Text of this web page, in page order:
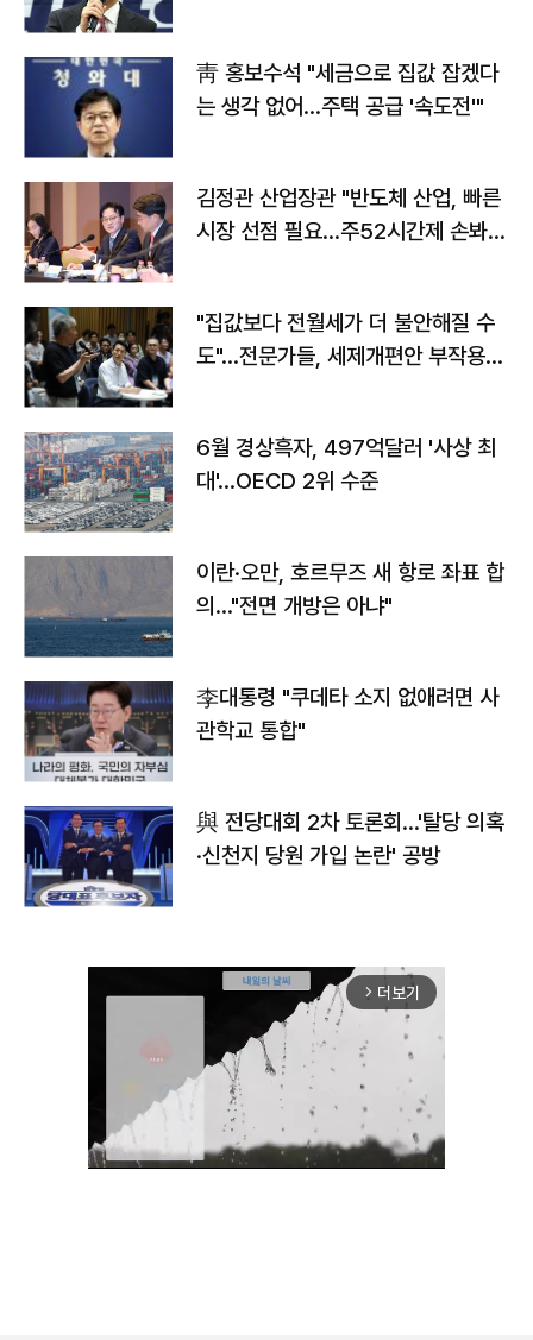
靑 홍보수석 "세금으로 집값 잡겠다
는 생각 없어…주택 공급 '속도전'"
김정관 산업장관 "반도체 산업, 빠른
시장 선점 필요…주52시간제 손봐
"집값보다 전월세가 더 불안해질 수
도"…전문가들, 세제개편안 부작용
6월 경상흑자, 497억달러 '사상 최
대'…OECD 2위 수준
이란·오만, 호르무즈 새 항로 좌표 합
의…"전면 개방은 아냐"
李대통령 "쿠데타 소지 없애려면 사
관학교 통합"
與 전당대회 2차 토론회…'탈당 의혹
·신천지 당원 가입 논란' 공방
arrow_forward_ios 더보기